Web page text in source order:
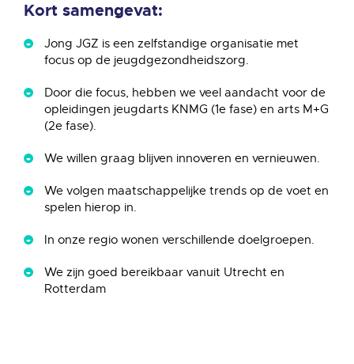
Kort samengevat:
Jong JGZ is een zelfstandige organisatie met
focus op de jeugdgezondheidszorg.
Door die focus, hebben we veel aandacht voor de
opleidingen jeugdarts KNMG (1e fase) en arts M+G
(2e fase).
We willen graag blijven innoveren en vernieuwen.
We volgen maatschappelijke trends op de voet en
spelen hierop in.
In onze regio wonen verschillende doelgroepen.
We zijn goed bereikbaar vanuit Utrecht en
Rotterdam